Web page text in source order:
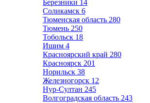
Березники 14
Соликамск 6
Тюменская область 280
Тюмень 250
Тобольск 18
Ишим 4
Красноярский край 280
Красноярск 201
Норильск 38
Железногорск 12
Нур-Султан 245
Волгоградская область 243